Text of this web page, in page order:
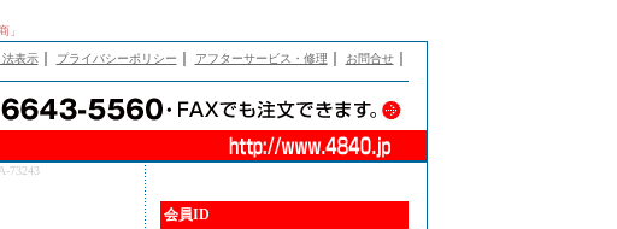
」
表示｜ プライバシーポリシー アフターサービス・修理 お問合せ｜
73243
会員ID